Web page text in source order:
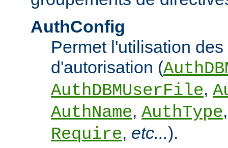
AuthConfig
Permet l'utilisation
d'autorisation (
AuthDBMUserFile,
AuthName, AuthType
Require, etc...).